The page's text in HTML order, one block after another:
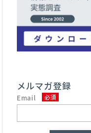
メルマガ登録
Email